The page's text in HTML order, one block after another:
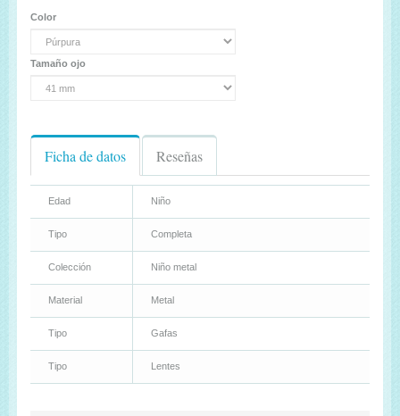
Color
Tamaño ojo
Ficha de datos Reseñas
Edad Niño
Tipo Completa
Colección Niño metal
Material Metal
Tipo Gafas
Tipo Lentes